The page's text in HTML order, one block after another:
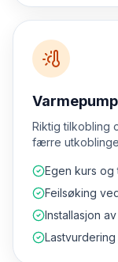
Riktig tilkobling
færre
Egen kurs og
Feilsøking
Installasjon